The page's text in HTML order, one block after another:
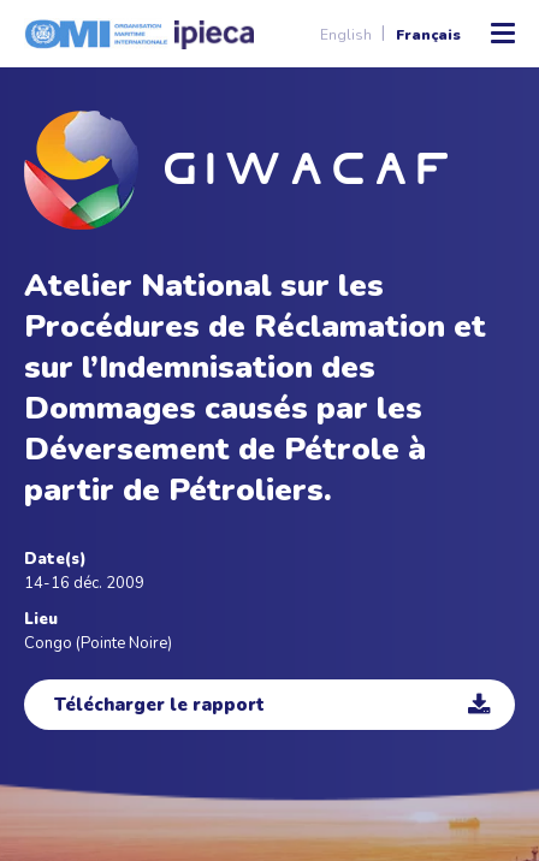
English Français
Atelier National sur les
Procédures de Réclamation et
sur l’Indemnisation des
Dommages causés par les
Déversement de Pétrole à
partir de Pétroliers.
Date(s)
14-16 déc. 2009
Lieu
Congo (Pointe Noire)
Télécharger le rapport